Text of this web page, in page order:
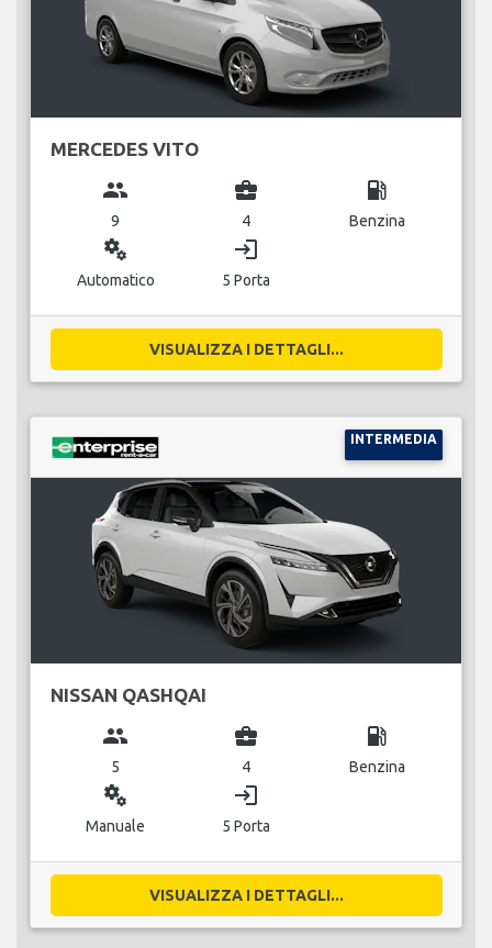
MERCEDES VITO
group
9
business_center
4
local_gas_station
Benzina
miscellaneous_services
Automatico
login
5 Porta
VISUALIZZA I DETTAGLI...
INTERMEDIA
NISSAN QASHQAI
group
5
business_center
4
local_gas_station
Benzina
miscellaneous_services
Manuale
login
5 Porta
VISUALIZZA I DETTAGLI...